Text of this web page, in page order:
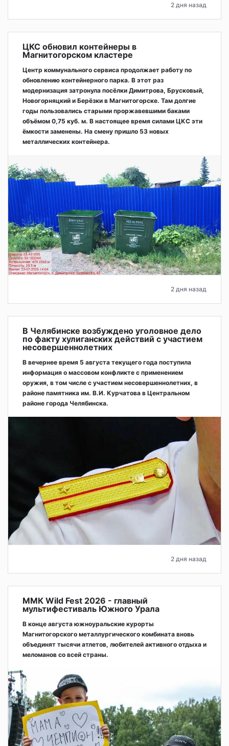
2 дня назад
ЦКС обновил контейнеры в
Магнитогорском кластере
Центр коммунального сервиса продолжает работу по
обновлению контейнерного парка. В этот раз
модернизация затронула посёлки Димитрова, Брусковый,
Новогорняцкий и Берёзки в Магнитогорске. Там долгие
годы пользовались старыми проржавевшими баками
объёмом 0,75 куб. м. В настоящее время силами ЦКС эти
ёмкости заменены. На смену пришло 53 новых
металлических контейнера.
2 дня назад
В Челябинске возбуждено уголовное дело
по факту хулиганских действий с участием
несовершеннолетних
В вечернее время 5 августа текущего года поступила
информация о массовом конфликте с применением
оружия, в том числе с участием несовершеннолетних, в
районе памятника им. В.И. Курчатова в Центральном
районе города Челябинска.
2 дня назад
ММК Wild Fest 2026 - главный
мультифестиваль Южного Урала
В конце августа южноуральские курорты
Магнитогорского металлургического комбината вновь
объединят тысячи атлетов, любителей активного отдыха и
меломанов со всей страны.